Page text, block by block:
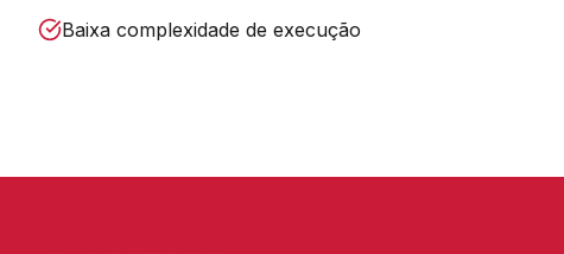
Baixa complexidade de execução